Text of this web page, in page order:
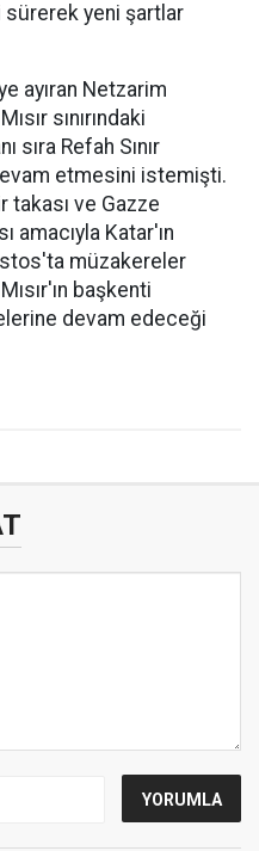
yeni şartlar
ayıran Netzarim
sınırındaki
sıra Refah Sınır
etmesini istemişti.
takası ve Gazze
amacıyla Katar'ın
müzakereler
başkenti
devam edeceği